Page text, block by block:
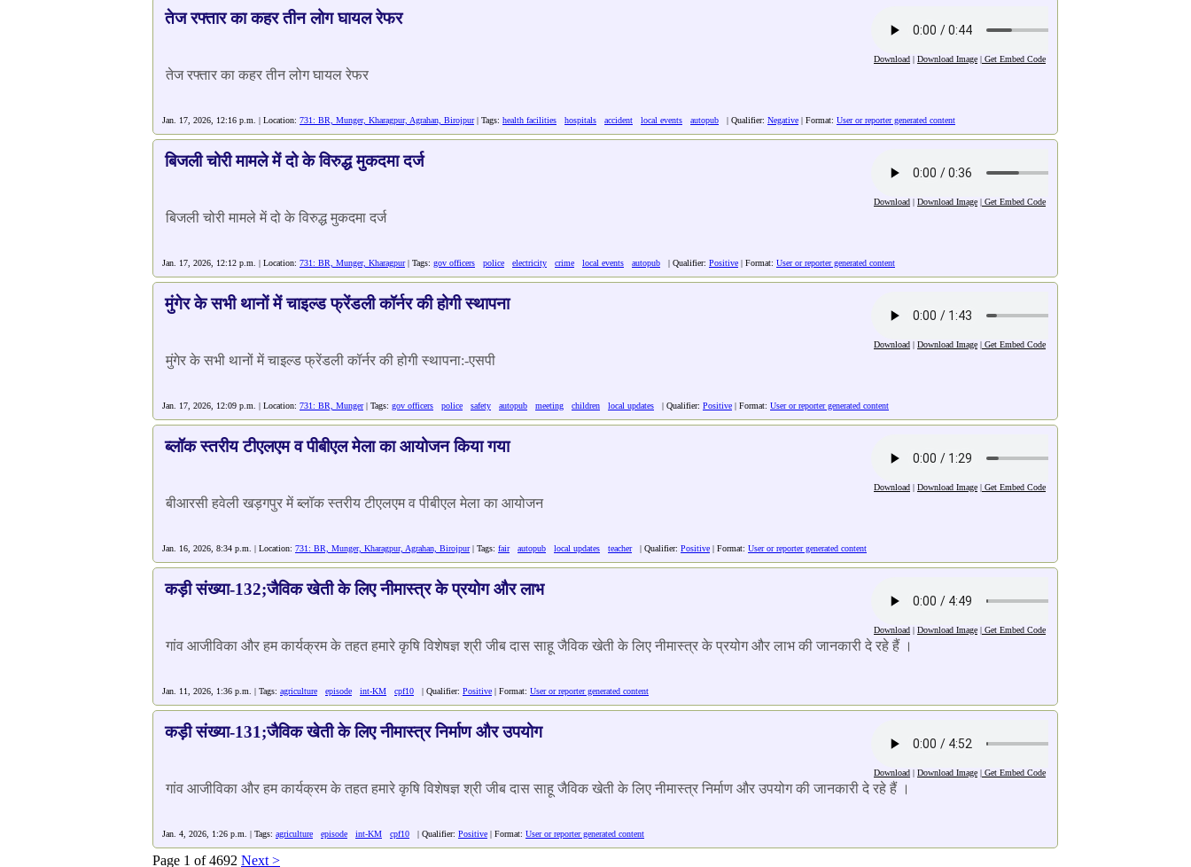
तेज रफ्तार का कहर तीन लोग घायल रेफर
Download | Download Image | Get Embed Code
तेज रफ्तार का कहर तीन लोग घायल रेफर
Jan. 17, 2026, 12:16 p.m. | Location: 731: BR, Munger, Kharagpur, Agrahan, Birojpur| Tags: health facilities hospitals accident local events autopub | Qualifier: Negative | Format: User or reporter generated content
बिजली चोरी मामले में दो के विरुद्ध मुकदमा दर्ज
Download | Download Image | Get Embed Code
बिजली चोरी मामले में दो के विरुद्ध मुकदमा दर्ज
Jan. 17, 2026, 12:12 p.m. | Location: 731: BR, Munger, Kharagpur| Tags: gov officers police electricity crime local events autopub | Qualifier: Positive | Format: User or reporter generated content
मुंगेर के सभी थानों में चाइल्ड फ्रेंडली कॉर्नर की होगी स्थापना
Download | Download Image | Get Embed Code
मुंगेर के सभी थानों में चाइल्ड फ्रेंडली कॉर्नर की होगी स्थापना:-एसपी
Jan. 17, 2026, 12:09 p.m. | Location: 731: BR, Munger| Tags: gov officers police safety autopub meeting children local updates | Qualifier: Positive | Format: User or reporter generated content
ब्लॉक स्तरीय टीएलएम व पीबीएल मेला का आयोजन किया गया
Download | Download Image | Get Embed Code
बीआरसी हवेली खड़गपुर में ब्लॉक स्तरीय टीएलएम व पीबीएल मेला का आयोजन
Jan. 16, 2026, 8:34 p.m. | Location: 731: BR, Munger, Kharagpur, Agrahan, Birojpur| Tags: fair autopub local updates teacher| Qualifier: Positive | Format: User or reporter generated content
कड़ी संख्या-132;जैविक खेती के लिए नीमास्त्र के प्रयोग और लाभ
Download | Download Image | Get Embed Code
गांव आजीविका और हम कार्यक्रम के तहत हमारे कृषि विशेषज्ञ श्री जीब दास साहू जैविक खेती के लिए नीमास्त्र के प्रयोग और लाभ की जानकारी दे रहे हैं ।
Jan. 11, 2026, 1:36 p.m. | Tags: agriculture episode int-KM cpf10 | Qualifier: Positive | Format: User or reporter generated content
कड़ी संख्या-131;जैविक खेती के लिए नीमास्त्र निर्माण और उपयोग
Download | Download Image | Get Embed Code
गांव आजीविका और हम कार्यक्रम के तहत हमारे कृषि विशेषज्ञ श्री जीब दास साहू जैविक खेती के लिए नीमास्त्र निर्माण और उपयोग की जानकारी दे रहे हैं ।
Jan. 4, 2026, 1:26 p.m. | Tags: agriculture episode int-KM cpf10 | Qualifier: Positive | Format: User or reporter generated content
Page 1 of 4692 Next >